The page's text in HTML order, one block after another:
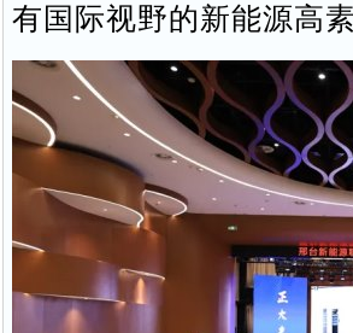
有国际视野的新能源高